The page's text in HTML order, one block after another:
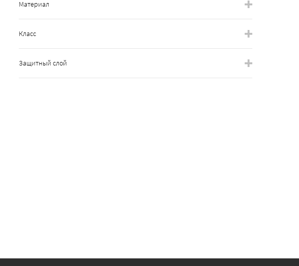
Материал
Класс
Защитный слой